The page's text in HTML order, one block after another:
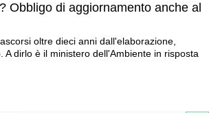
Obbligo di aggiornamento anche al
oltre dieci anni dall'elaborazione,
dirlo è il ministero dell'Ambiente in risposta